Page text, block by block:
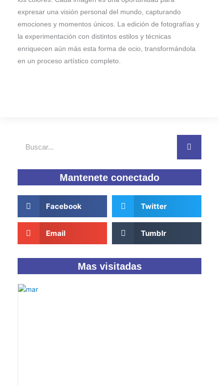
expresar una visión personal del mundo, capturando
emociones y momentos únicos. La edición de fotografías y
la experimentación con distintos estilos y técnicas
enriquecen aún más esta forma de ocio, transformándola
en un proceso artístico completo.
Mantenete conectado
Facebook Twitter
Email Tumblr
Mas visitadas